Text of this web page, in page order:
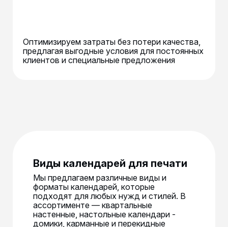
Оптимизируем затраты без потери качества,
предлагая выгодные условия для постоянных
клиентов и специальные предложения
Виды календарей для печати
Мы предлагаем различные виды и
форматы календарей, которые
подходят для любых нужд и стилей. В
ассортименте — квартальные
настенные, настольные календари -
домики, карманные и перекидные